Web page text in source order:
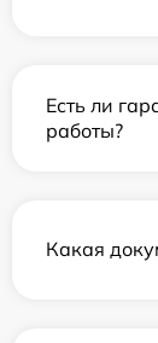
Есть ли
работы?
Какая